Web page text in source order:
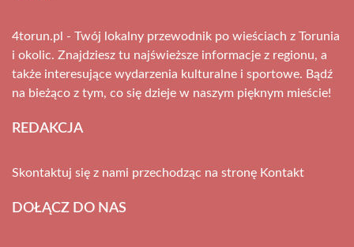
4torun.pl - Twój lokalny przewodnik po wieściach z Torunia
i okolic. Znajdziesz tu najświeższe informacje z regionu, a
także interesujące wydarzenia kulturalne i sportowe. Bądź
na bieżąco z tym, co się dzieje w naszym pięknym mieście!
REDAKCJA
Skontaktuj się z nami przechodząc na stronę Kontakt
DOŁĄCZ DO NAS